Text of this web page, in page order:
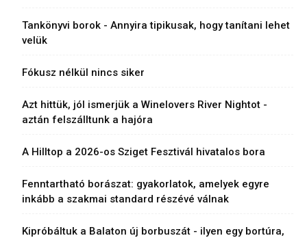
Tankönyvi borok - Annyira tipikusak, hogy tanítani lehet
velük
Fókusz nélkül nincs siker
Azt hittük, jól ismerjük a Winelovers River Nightot -
aztán felszálltunk a hajóra
A Hilltop a 2026-os Sziget Fesztivál hivatalos bora
Fenntartható borászat: gyakorlatok, amelyek egyre
inkább a szakmai standard részévé válnak
Kipróbáltuk a Balaton új borbuszát - ilyen egy bortúra,